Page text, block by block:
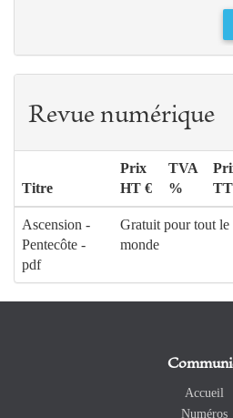
Revue numérique
Titre
Prix
HT €
TVA
%
Ascension -
Pentecôte -
pdf
Gratuit pour tout le
monde
Accueil
Numéros